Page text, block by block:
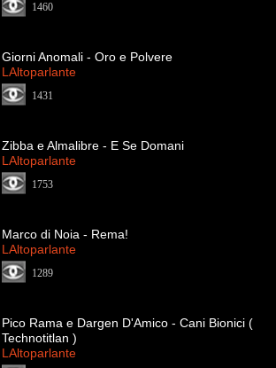
1460
Giorni Anomali - Oro e Polvere
LAltoparlante
1431
Zibba e Almalibre - E Se Domani
LAltoparlante
1753
Marco di Noia - Rema!
LAltoparlante
1289
Pico Rama e Dargen D'Amico - Cani Bionici (
Technotitlan )
LAltoparlante